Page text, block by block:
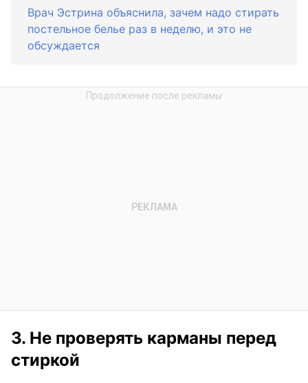
Врач Эстрина объяснила, зачем надо стирать
постельное белье раз в неделю, и это не
обсуждается
3. Не проверять карманы перед
стиркой